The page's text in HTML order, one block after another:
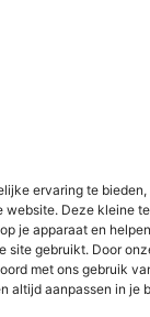
ervaring te
website. Deze kleine
je apparaat en
site gebruikt. Door
met ons gebruik
altijd aanpassen in je